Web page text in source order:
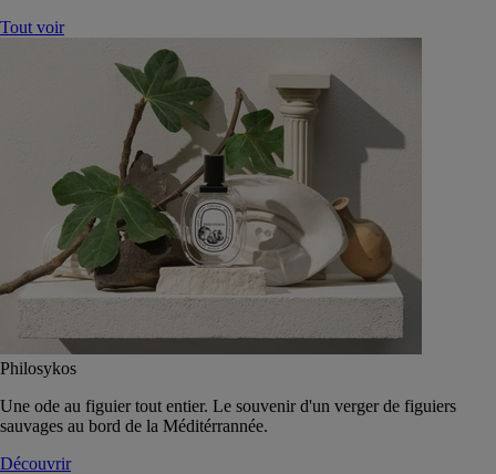
Tout voir
Philosykos
Une ode au figuier tout entier. Le souvenir d'un verger de figuiers
sauvages au bord de la Méditérrannée.
Découvrir